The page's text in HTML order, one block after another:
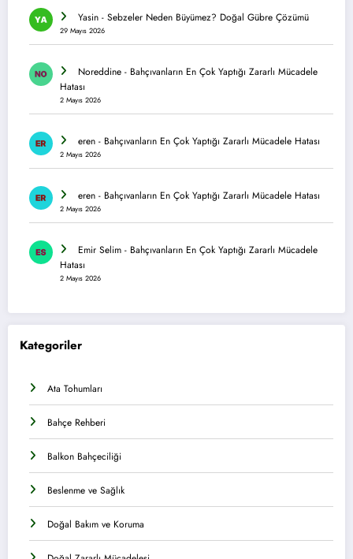
Yasin - Sebzeler Neden Büyümez? Doğal Gübre Çözümü
29 Mayıs 2026
Noreddine - Bahçıvanların En Çok Yaptığı Zararlı Mücadele
Hatası
2 Mayıs 2026
eren - Bahçıvanların En Çok Yaptığı Zararlı Mücadele Hatası
2 Mayıs 2026
eren - Bahçıvanların En Çok Yaptığı Zararlı Mücadele Hatası
2 Mayıs 2026
Emir Selim - Bahçıvanların En Çok Yaptığı Zararlı Mücadele
Hatası
2 Mayıs 2026
Kategoriler
Ata Tohumları
Bahçe Rehberi
Balkon Bahçeciliği
Beslenme ve Sağlık
Doğal Bakım ve Koruma